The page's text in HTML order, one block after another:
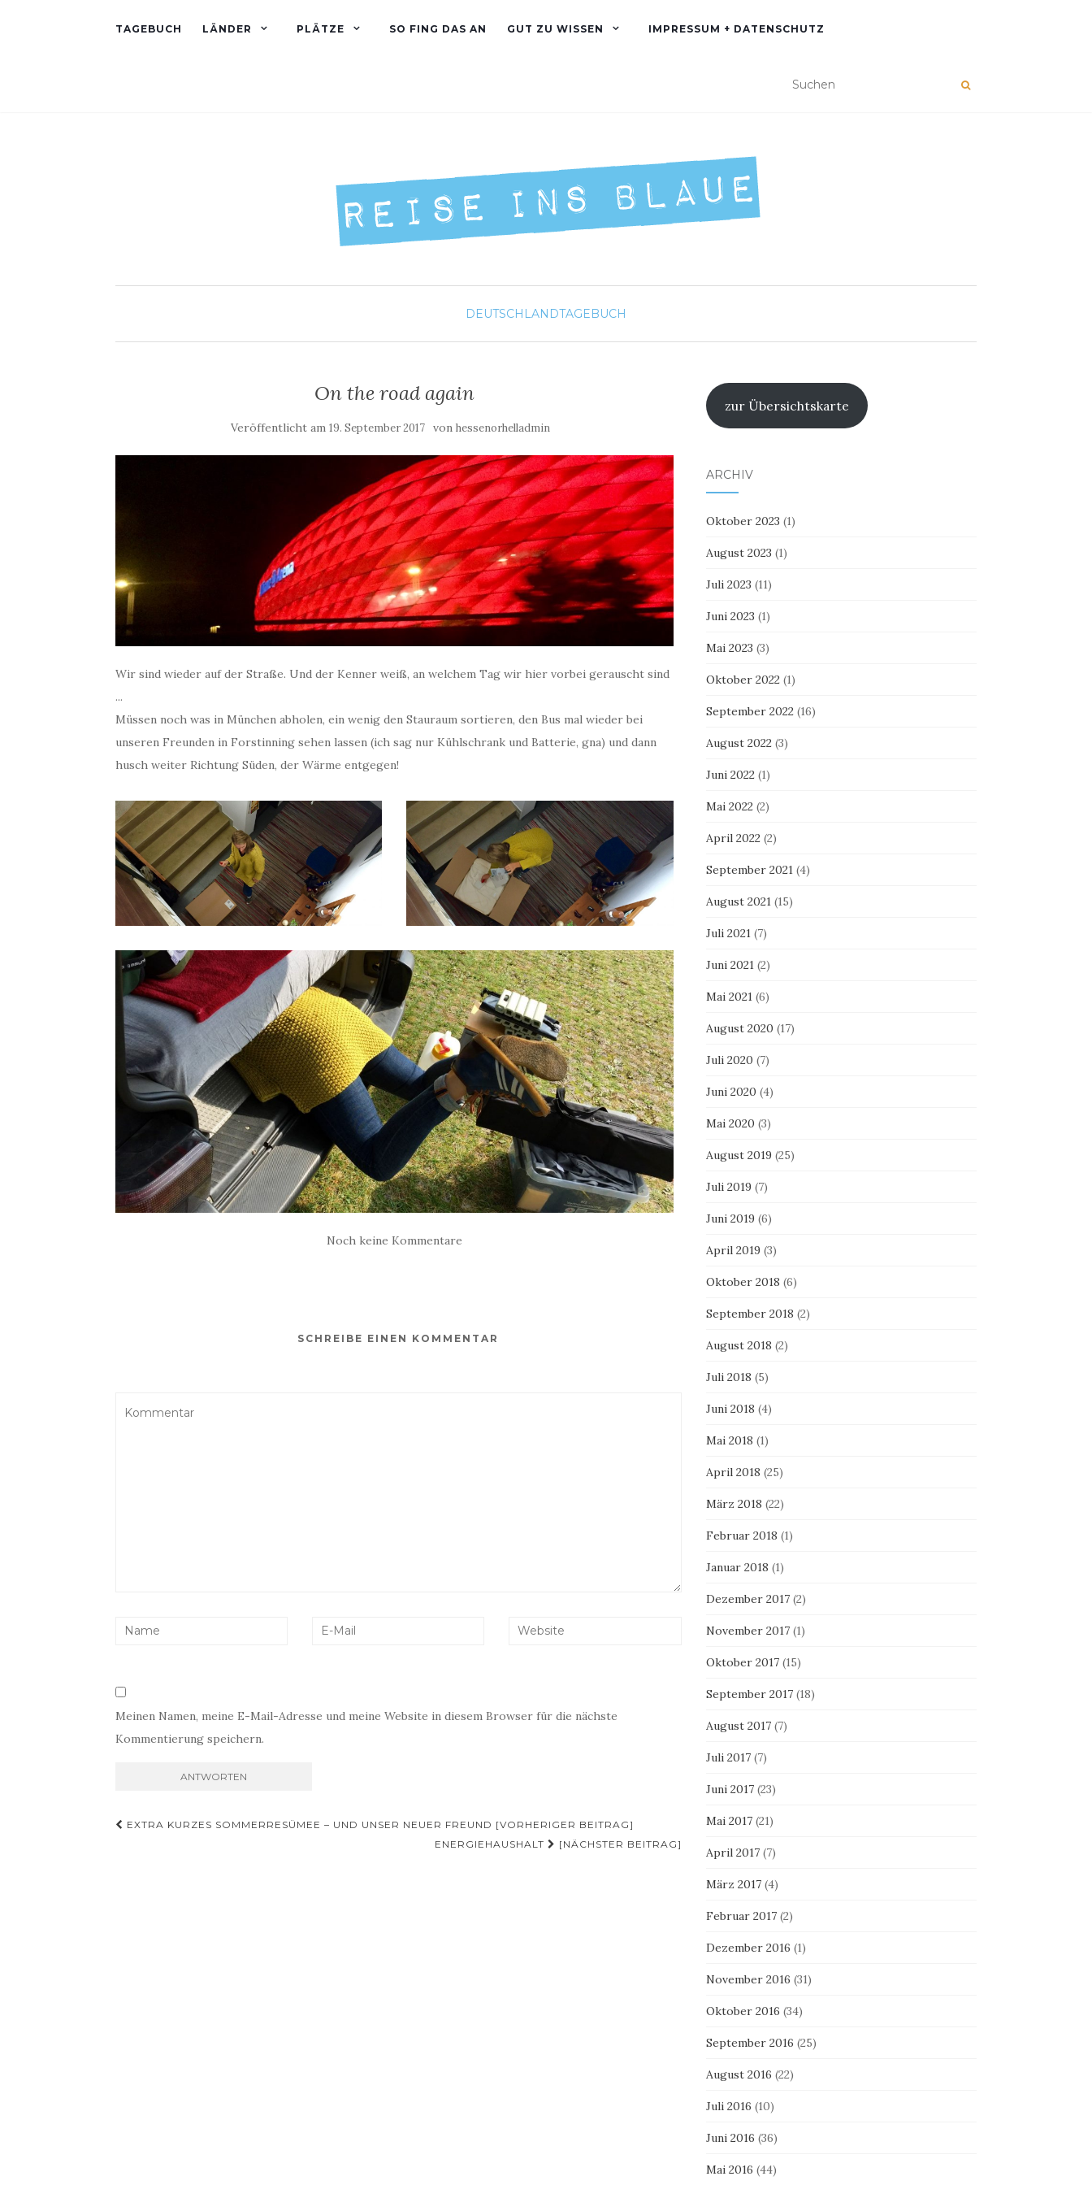
TAGEBUCH LÄNDER PLÄTZE SO FING DAS AN GUT ZU WISSEN IMPRESSUM + DATENSCHUTZ
DEUTSCHLANDTAGEBUCH
On the road again
Veröffentlicht am 19. September 2017 von hessenorhelladmin
Wir sind wieder auf der Straße. Und der Kenner weiß, an welchem Tag wir hier vorbei gerauscht sind
...
Müssen noch was in München abholen, ein wenig den Stauraum sortieren, den Bus mal wieder bei
unseren Freunden in Forstinning sehen lassen (ich sag nur Kühlschrank und Batterie, gna) und dann
husch weiter Richtung Süden, der Wärme entgegen!
Noch keine Kommentare
SCHREIBE EINEN KOMMENTAR
Meinen Namen, meine E-Mail-Adresse und meine Website in diesem Browser für die nächste
Kommentierung speichern.
Beitragsnavigation
EXTRA KURZES SOMMERRESÜMEE – UND UNSER NEUER FREUND [VORHERIGER BEITRAG]
ENERGIEHAUSHALT
[NÄCHSTER BEITRAG]
zur Übersichtskarte
ARCHIV
Oktober 2023 (1)
August 2023 (1)
Juli 2023 (11)
Juni 2023 (1)
Mai 2023 (3)
Oktober 2022(1)
September 2022(16)
August 2022(3)
Juni 2022(1)
Mai 2022(2)
April 2022(2)
September 2021(4)
August 2021(15)
Juli 2021(7)
Juni 2021(2)
Mai 2021(6)
August 2020 (17)
Juli 2020 (7)
Juni 2020 (4)
Mai 2020 (3)
August 2019 (25)
Juli 2019 (7)
Juni 2019 (6)
April 2019 (3)
Oktober 2018 (6)
September 2018 (2)
August 2018 (2)
Juli 2018 (5)
Juni 2018 (4)
Mai 2018 (1)
April 2018 (25)
März 2018 (22)
Februar 2018 (1)
Januar 2018 (1)
Dezember 2017(2)
November 2017(1)
Oktober 2017(15)
September 2017(18)
August 2017(7)
Juli 2017(7)
Juni 2017(23)
Mai 2017(21)
April 2017(7)
März 2017(4)
Februar 2017(2)
Dezember 2016 (1)
November 2016 (31)
Oktober 2016 (34)
September 2016 (25)
August 2016 (22)
Juli 2016 (10)
Juni 2016 (36)
Mai 2016 (44)